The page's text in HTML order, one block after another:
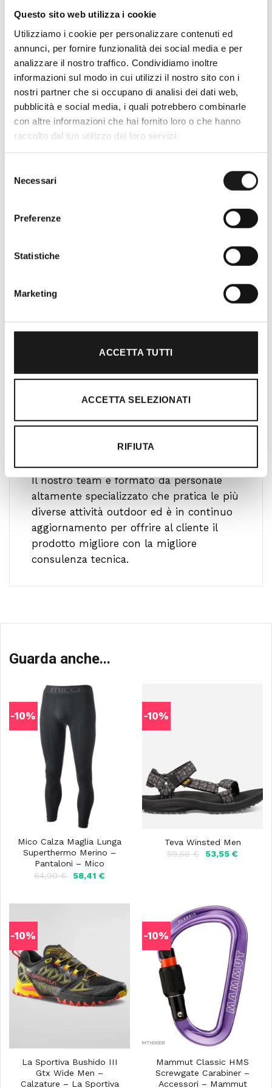
Questo sito web utilizza i cookie
Utilizziamo i cookie per personalizzare contenuti ed
annunci, per fornire funzionalità dei social media e per
analizzare il nostro traffico. Condividiamo inoltre
informazioni sul modo in cui utilizzi il nostro sito con i
nostri partner che si occupano di analisi dei dati web,
pubblicità e social media, i quali potrebbero combinarle
con altre informazioni che hai fornito loro o che hanno
raccolto dal tuo utilizzo dei loro servizi.
delNecessari
Preferenze
Statistiche
Marketing
ACCETTA TUTTI
ACCETTA SELEZIONATI
RIFIUTA
Roma, RRTrek è il punto di riferimento
Lazio. Da sempre soddisfiamo i nostri
Il nostro team è formato da personale
altamente specializzato che pratica le più
diverse attività outdoor ed è in continuo
aggiornamento per offrire al cliente il
prodotto migliore con la migliore
consulenza tecnica.
Guarda anche...
-10%
Mico Calza Maglia Lunga
Superthermo Merino –
Pantaloni – Mico
64,90€
Il
58,41 €Il
-10%
Teva Winsted Men
59,50€
Il
53,55 €Il
-10%
La Sportiva Bushido III
Gtx Wide Men –
Calzature – La Sportiva
-10%
Mammut Classic HMS
Screwgate Carabiner –
Accessori – Mammut